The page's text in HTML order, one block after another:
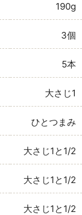
190g
3個
5本
大さじ1
ひとつまみ
大さじ1と1/2
大さじ1と1/2
大さじ1と1/2